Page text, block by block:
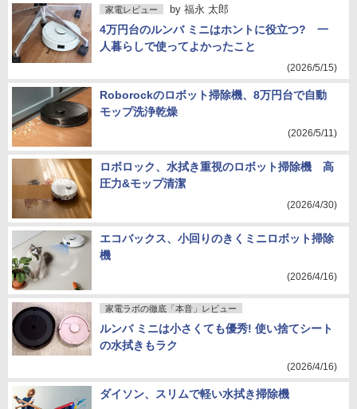
家電レビュー by 福永 太郎
4万円台のルンバ ミニはホントに役立つ? 一
人暮らしで使ってよかったこと
(2026/5/15)
Roborockのロボット掃除機、8万円台で自動
モップ洗浄乾燥
(2026/5/11)
ロボロック、水拭き重視のロボット掃除機 高
圧力&モップ清潔
(2026/4/30)
エコバックス、小回りのきくミニロボット掃除
機
(2026/4/16)
家電ラボの徹底「本音」レビュー
ルンバ ミニは小さくても優秀! 使い捨てシート
の水拭きもラク
(2026/4/16)
ダイソン、スリムで軽い水拭き掃除機